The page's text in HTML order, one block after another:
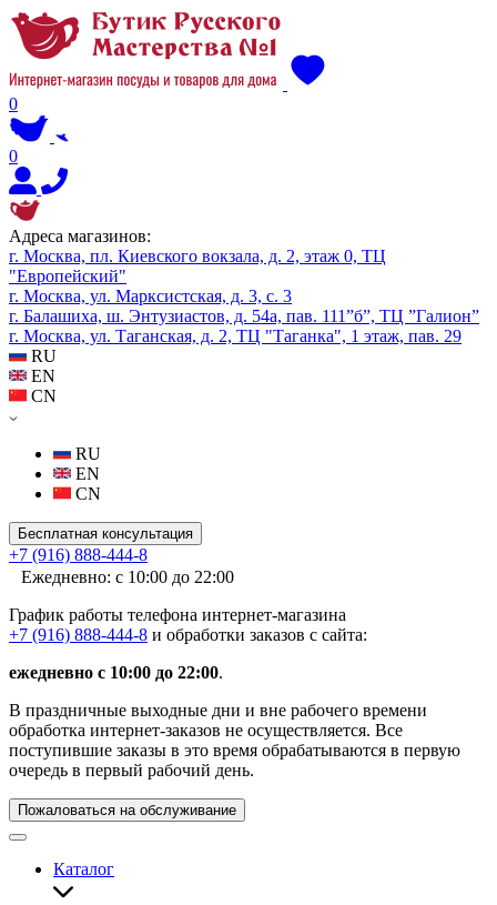
0
0
Адреса магазинов:
г. Москва, пл. Киевского вокзала, д. 2, этаж 0, ТЦ
"Европейский"
г. Москва, ул. Марксистская, д. 3, с. 3
г. Балашиха, ш. Энтузиастов, д. 54а, пав. 111”б”, ТЦ ”Галион”
г. Москва, ул. Таганская, д. 2, ТЦ "Таганка", 1 этаж, пав. 29
RU
EN
CN
RU
EN
CN
Бесплатная консультация
+7 (916) 888-444-8
Ежедневно: с 10:00 до 22:00
График работы телефона интернет-магазина
+7 (916) 888-444-8 и обработки заказов с сайта:
ежедневно с 10:00 до 22:00.
В праздничные выходные дни и вне рабочего времени
обработка интернет-заказов не осуществляется. Все
поступившие заказы в это время обрабатываются в первую
очередь в первый рабочий день.
Пожаловаться на обслуживание
Каталог